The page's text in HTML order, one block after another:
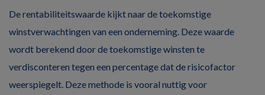
De rentabiliteitswaarde kijkt naar de toekomstige
winstverwachtingen van een onderneming. Deze waarde
wordt berekend door de toekomstige winsten te
verdisconteren tegen een percentage dat de risicofactor
weerspiegelt. Deze methode is vooral nuttig voor